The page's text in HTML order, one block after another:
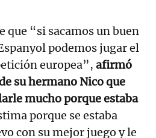
que “si sacamos un buen
podemos jugar el
europea”, afirmó
su hermano Nico que
mucho porque estaba
porque se estaba
con su mejor juego y le